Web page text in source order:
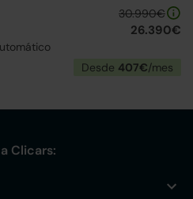
30.990€
26.390€
Desde 407€/mes
Clicars: